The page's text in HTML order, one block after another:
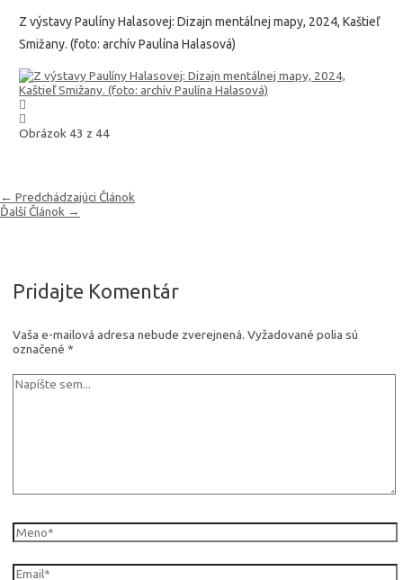
Z výstavy Paulíny Halasovej: Dizajn mentálnej mapy, 2024, Kaštieľ
Smižany. (foto: archív Paulína Halasová)
Obrázok 43 z 44
Navigácia
v
← Predchádzajúci Článok
Ďalší Článok →
Pridajte Komentár
Vaša e-mailová adresa nebude zverejnená. Vyžadované polia sú
označené *
Napíšte
sem...
Meno*
Email*